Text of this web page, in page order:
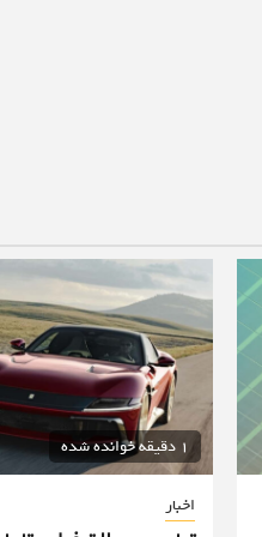
1 دقیقه خوانده شده
اخبار